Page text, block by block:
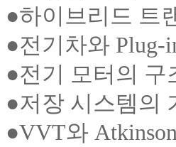
●하이브리드 트
●전기차와
●전기 모터의 구
●저장 시스템의
●VVT와